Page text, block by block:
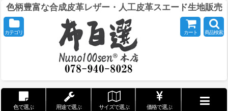
色柄豊富な合成皮革レザー・人工皮革スエード生地販売
カテゴリ カート 商品検索
色で選ぶ 用途で選ぶ サイズで選ぶ 価格で選ぶ